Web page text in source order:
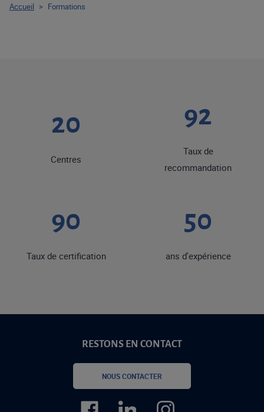
20
Centres
92
Taux de
recommandation
90
Taux de certification
50
ans d'expérience
RESTONS EN CONTACT
NOUS CONTACTER
Accueil > Formations